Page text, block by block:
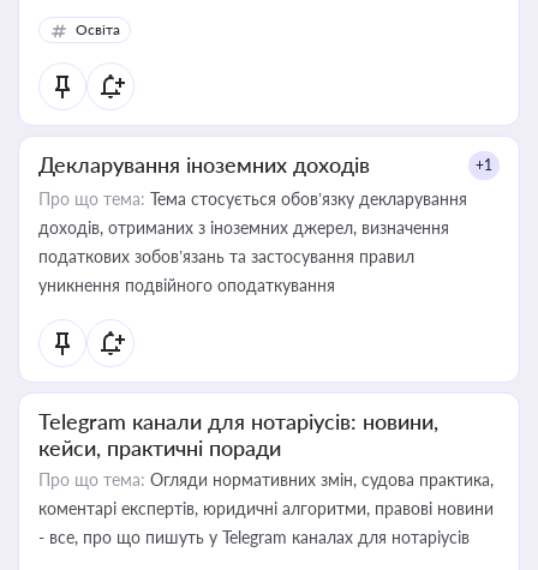
Освіта
Декларування іноземних доходів +1
Про що тема: Тема стосується обов’язку декларування
доходів, отриманих з іноземних джерел, визначення
податкових зобов’язань та застосування правил
уникнення подвійного оподаткування
Telegram канали для нотаріусів: новини,
кейси, практичні поради
Про що тема: Огляди нормативних змін, судова практика,
коментарі експертів, юридичні алгоритми, правові новини
- все, про що пишуть у Telegram каналах для нотаріусів